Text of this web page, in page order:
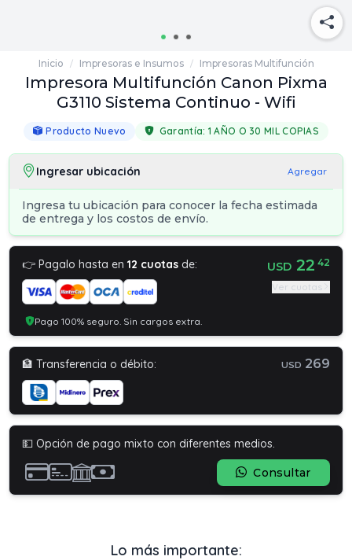
Inicio / Impresoras e Insumos / Impresoras Multifunción
Impresora Multifunción Canon Pixma
G3110 Sistema Continuo - Wifi
Producto Nuevo Garantía: 1 AÑO O 30 MIL COPIAS
Ingresar ubicación Agregar
Ingresa tu ubicación para conocer la fecha estimada
de entrega y los costos de envío.
👉 Pagalo hasta en12 cuotas de:
Pago 100% seguro. Sin cargos extra.
USD 22 42
Ver cuotas
🏦 Transferencia o débito: USD 269
💵 Opción de pago mixto con diferentes medios.
Consultar
Lo más importante: